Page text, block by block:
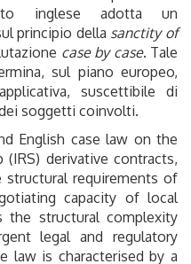
inglese adotta un
principio della sanctity of
case by case. Tale
sul piano europeo,
suscettibile di
soggetti coinvolti.
English case law on the
derivative contracts,
requirements of
capacity of local
the structural complexity
legal and regulatory
law is characterised by a